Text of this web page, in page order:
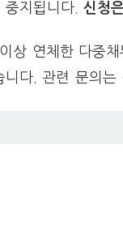
중지됩니다.신청
상 연체한 다중채
다. 관련 문의는